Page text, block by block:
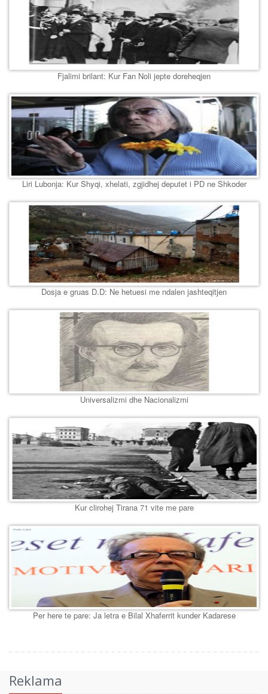
Fjalimi brilant: Kur Fan Noli jepte doreheqjen
Liri Lubonja: Kur Shyqi, xhelati, zgjidhej deputet i PD ne Shkoder
Dosja e gruas D.D: Ne hetuesi me ndalen jashteqitjen
Universalizmi dhe Nacionalizmi
Kur clirohej Tirana 71 vite me pare
Per here te pare: Ja letra e Bilal Xhaferrit kunder Kadarese
Reklama